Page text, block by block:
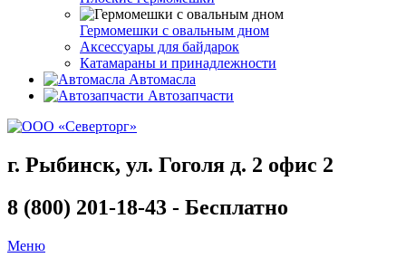
Гермомешки с овальным дном
Аксессуары для байдарок
Катамараны и принадлежности
Автомасла
Автозапчасти
г. Рыбинск, ул. Гоголя д. 2 офис 2
8 (800) 201-18-43 - Бесплатно
Меню